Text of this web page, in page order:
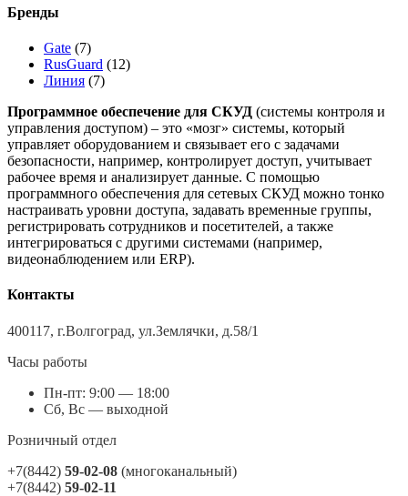
Бренды
Gate (7)
RusGuard (12)
Линия (7)
Программное обеспечение для СКУД (системы контроля и
управления доступом) – это «мозг» системы, который
управляет оборудованием и связывает его с задачами
безопасности, например, контролирует доступ, учитывает
рабочее время и анализирует данные. С помощью
программного обеспечения для сетевых СКУД можно тонко
настраивать уровни доступа, задавать временные группы,
регистрировать сотрудников и посетителей, а также
интегрироваться с другими системами (например,
видеонаблюдением или ERP).
Контакты
400117, г.Волгоград, ул.Землячки, д.58/1
Часы работы
Пн-пт: 9:00 — 18:00
Сб, Вс — выходной
Розничный отдел
+7(8442) 59-02-08 (многоканальный)
+7(8442) 59-02-11